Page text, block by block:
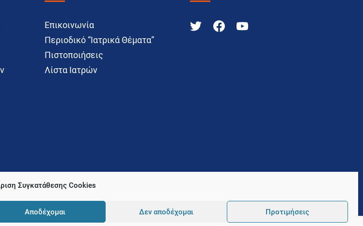
Συγκατάθεσης Cookies
Αποδέχομαι Δεν αποδέχομαι Προτιμήσεις
Επικοινωνία
Περιοδικό “Ιατρικά Θέματα”
Πιστοποιήσεις
Λίστα Ιατρών